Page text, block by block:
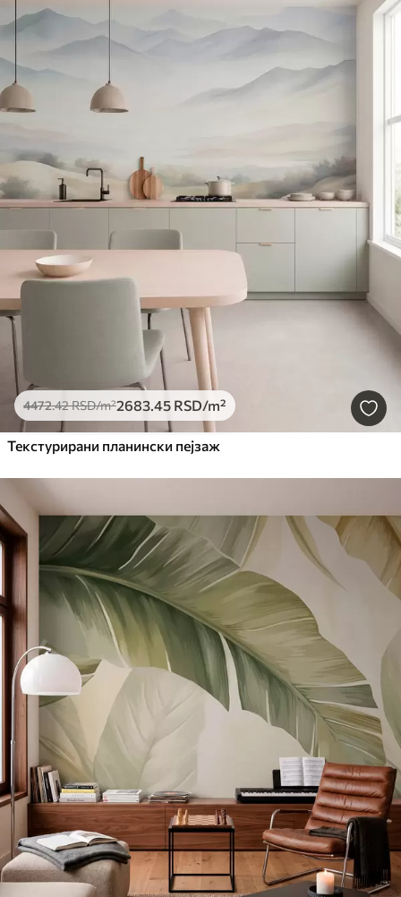
4472.42RSD/m²2683.45 RSD/m²
Текстурирани планински пејзаж